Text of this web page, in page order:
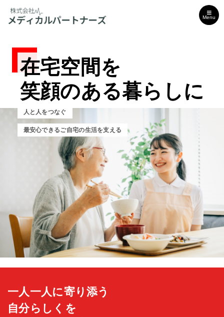
Menu
在宅空間を
笑顔のある暮らしに
人と人をつなぐ
最安心できるご自宅の生活を支える
在宅空間を
笑顔のある暮らしに
人と人をつなぐ
安心できるご自宅の生活を支える
在宅空間を
笑顔のある暮らしに
人と人をつなぐ
安心できるご自宅の生活を支える
一人一人に寄り添う
自分らしくを